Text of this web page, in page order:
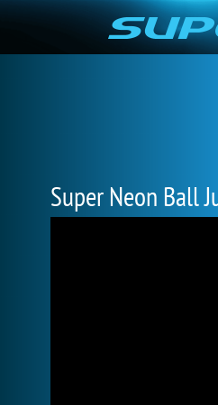
Super Neon Ball